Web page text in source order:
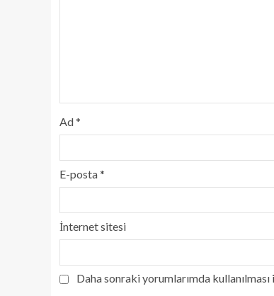
Ad*
E-posta*
İnternet sitesi
Daha sonraki yorumlarımda